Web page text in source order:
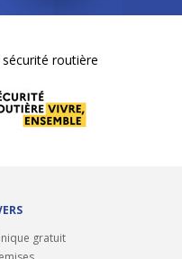
routière
gratuit